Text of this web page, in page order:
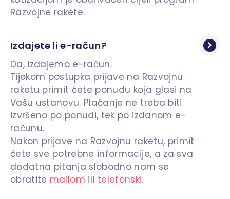
Razvojne rakete.
Izdajete li e-račun?
Da, izdajemo e-račun.
Tijekom postupka prijave na Razvojnu
raketu primit ćete ponudu koja glasi na
Vašu ustanovu. Plaćanje ne treba biti
izvršeno po ponudi, tek po izdanom e-
računu.
Nakon prijave na Razvojnu raketu, primit
ćete sve potrebne informacije, a za sva
dodatna pitanja slobodno nam se
obratite mailom ili telefonski.